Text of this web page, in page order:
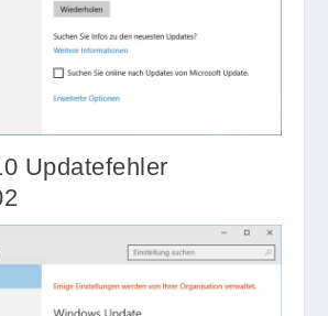
Updatefehler